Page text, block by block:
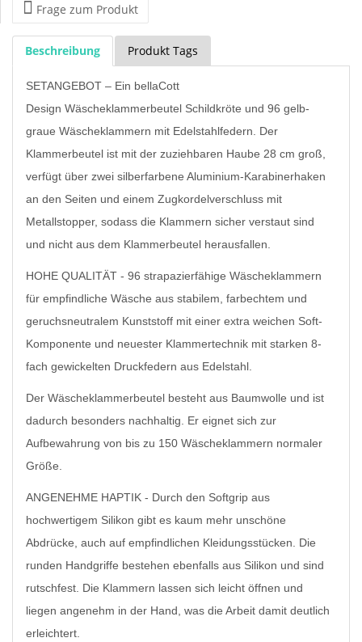
Frage zum Produkt
Beschreibung Produkt Tags
SETANGEBOT – Ein bellaCott
Design Wäscheklammerbeutel Schildkröte und 96 gelb-
graue Wäscheklammern mit Edelstahlfedern. Der
Klammerbeutel ist mit der zuziehbaren Haube 28 cm groß,
verfügt über zwei silberfarbene Aluminium-Karabinerhaken
an den Seiten und einem Zugkordelverschluss mit
Metallstopper, sodass die Klammern sicher verstaut sind
und nicht aus dem Klammerbeutel herausfallen.
HOHE QUALITÄT - 96 strapazierfähige Wäscheklammern
für empfindliche Wäsche aus stabilem, farbechtem und
geruchsneutralem Kunststoff mit einer extra weichen Soft-
Komponente und neuester Klammertechnik mit starken 8-
fach gewickelten Druckfedern aus Edelstahl.
Der Wäscheklammerbeutel besteht aus Baumwolle und ist
dadurch besonders nachhaltig. Er eignet sich zur
Aufbewahrung von bis zu 150 Wäscheklammern normaler
Größe.
ANGENEHME HAPTIK - Durch den Softgrip aus
hochwertigem Silikon gibt es kaum mehr unschöne
Abdrücke, auch auf empfindlichen Kleidungsstücken. Die
runden Handgriffe bestehen ebenfalls aus Silikon und sind
rutschfest. Die Klammern lassen sich leicht öffnen und
liegen angenehm in der Hand, was die Arbeit damit deutlich
erleichtert.